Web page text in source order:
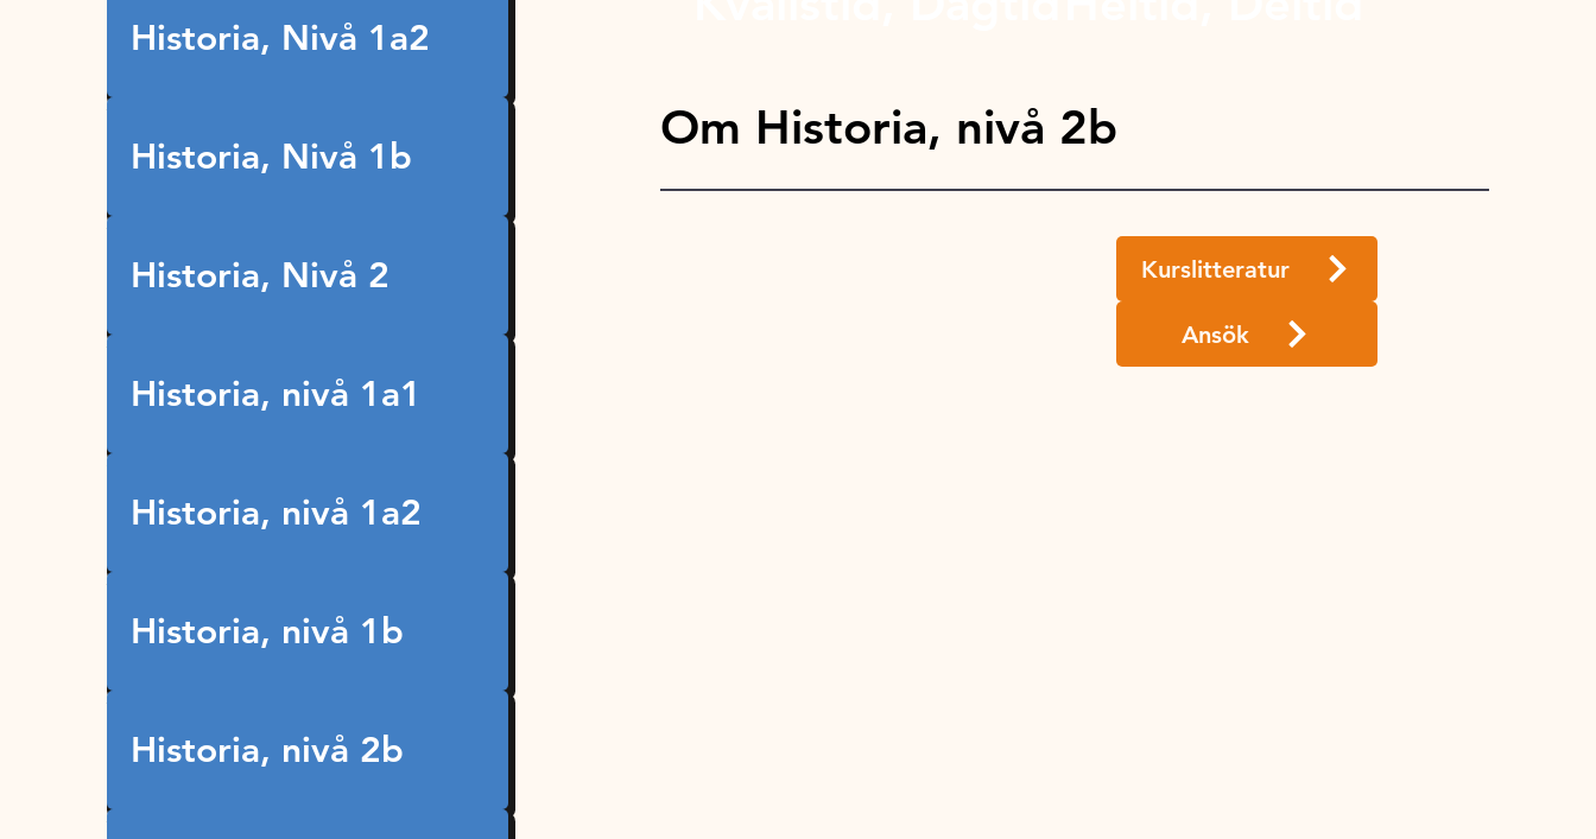
Historia, Nivå 1a2
Historia, Nivå 1b
Historia, Nivå 2
Historia, nivå 1a1
Historia, nivå 1a2
Historia, nivå 1b
Historia, nivå 2b
Om Historia, nivå 2b
Kurslitteratur
Ansök